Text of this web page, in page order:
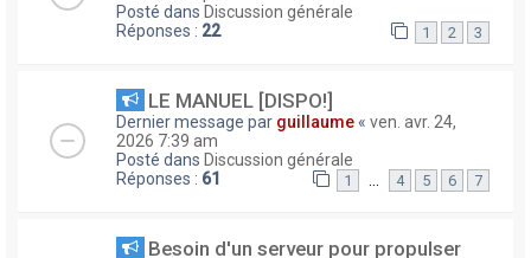
Posté dans Discussion générale
Réponses : 22 1 2 3
LE MANUEL [DISPO!]
Dernier message par guillaume « ven. avr. 24,
2026 7:39 am
Posté dans Discussion générale
Réponses : 61 1 … 4 5 6 7
Besoin d'un serveur pour propulser